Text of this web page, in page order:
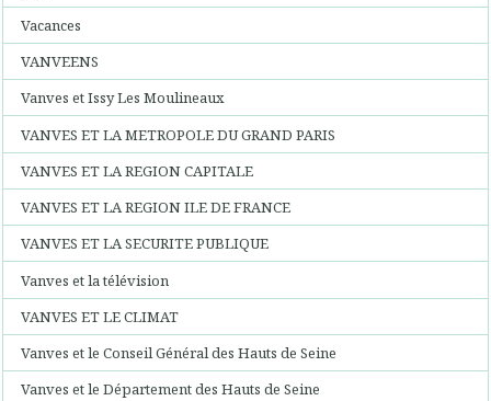
Vacances
VANVEENS
Vanves et Issy Les Moulineaux
VANVES ET LA METROPOLE DU GRAND PARIS
VANVES ET LA REGION CAPITALE
VANVES ET LA REGION ILE DE FRANCE
VANVES ET LA SECURITE PUBLIQUE
Vanves et la télévision
VANVES ET LE CLIMAT
Vanves et le Conseil Général des Hauts de Seine
Vanves et le Département des Hauts de Seine